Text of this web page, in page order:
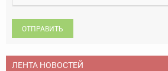
ОТПРАВИТЬ
ЛЕНТА НОВОСТЕЙ